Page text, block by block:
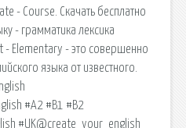
- Course. Скачать бесплатно
- грамматика лексика
- Elementary - это совершенно
языка от известного.
#A2 #B1 #B2
#UK@create_your_english